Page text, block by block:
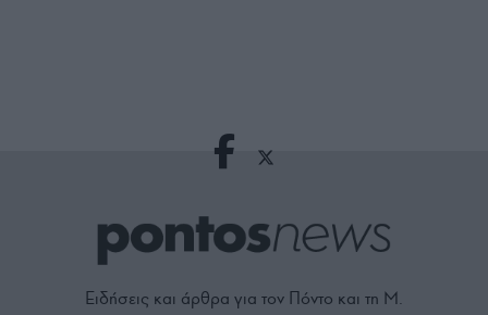
Ειδήσεις και άρθρα για τον Πόντο και τη Μ.